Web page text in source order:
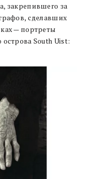
закрепившего за
сделавших
— портреты
South Uist: